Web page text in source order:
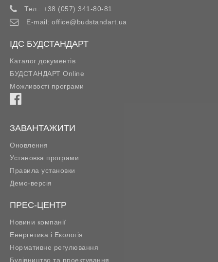
Тел.: +38 (057) 341-80-81
E-mail: office@budstandart.ua
ІДС БУДСТАНДАРТ
Каталог документів
БУДСТАНДАРТ Online
Можливості програми
ЗАВАНТАЖИТИ
Оновлення
Установка програми
Правила установки
Демо-версія
ПРЕС-ЦЕНТР
Новини компанії
Енергетика і Екологія
Нормативне регулювання
Будівництво та проектування